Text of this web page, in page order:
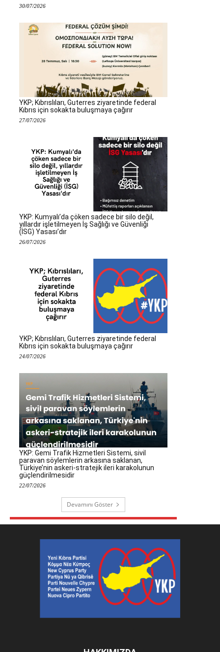
30/07/2026
YKP; Kıbrıslıları, Guterres ziyaretinde federal
Kıbrıs için sokakta buluşmaya çağırır
27/07/2026
YKP: Kumyalı’da çöken sadece bir silo değil,
yıllardır işletilmeyen İş Sağlığı ve Güvenliği
(İSG) Yasası’dır
26/07/2026
YKP; Kıbrıslıları, Guterres ziyaretinde federal
Kıbrıs için sokakta buluşmaya çağırır
24/07/2026
YKP: Gemi Trafik Hizmetleri Sistemi, sivil
paravan söylemlerin arkasına saklanan,
Türkiye’nin askeri-stratejik ileri karakolunun
güçlendirilmesidir
22/07/2026
Devamını Göster